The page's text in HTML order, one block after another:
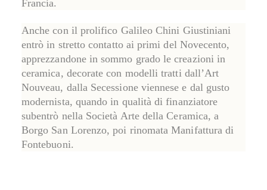
Francia.
Anche con il prolifico Galileo Chini Giustiniani
entrò in stretto contatto ai primi del Novecento,
apprezzandone in sommo grado le creazioni in
ceramica, decorate con modelli tratti dall’Art
Nouveau, dalla Secessione viennese e dal gusto
modernista, quando in qualità di finanziatore
subentrò nella Società Arte della Ceramica, a
Borgo San Lorenzo, poi rinomataManifattura di
Fontebuoni.